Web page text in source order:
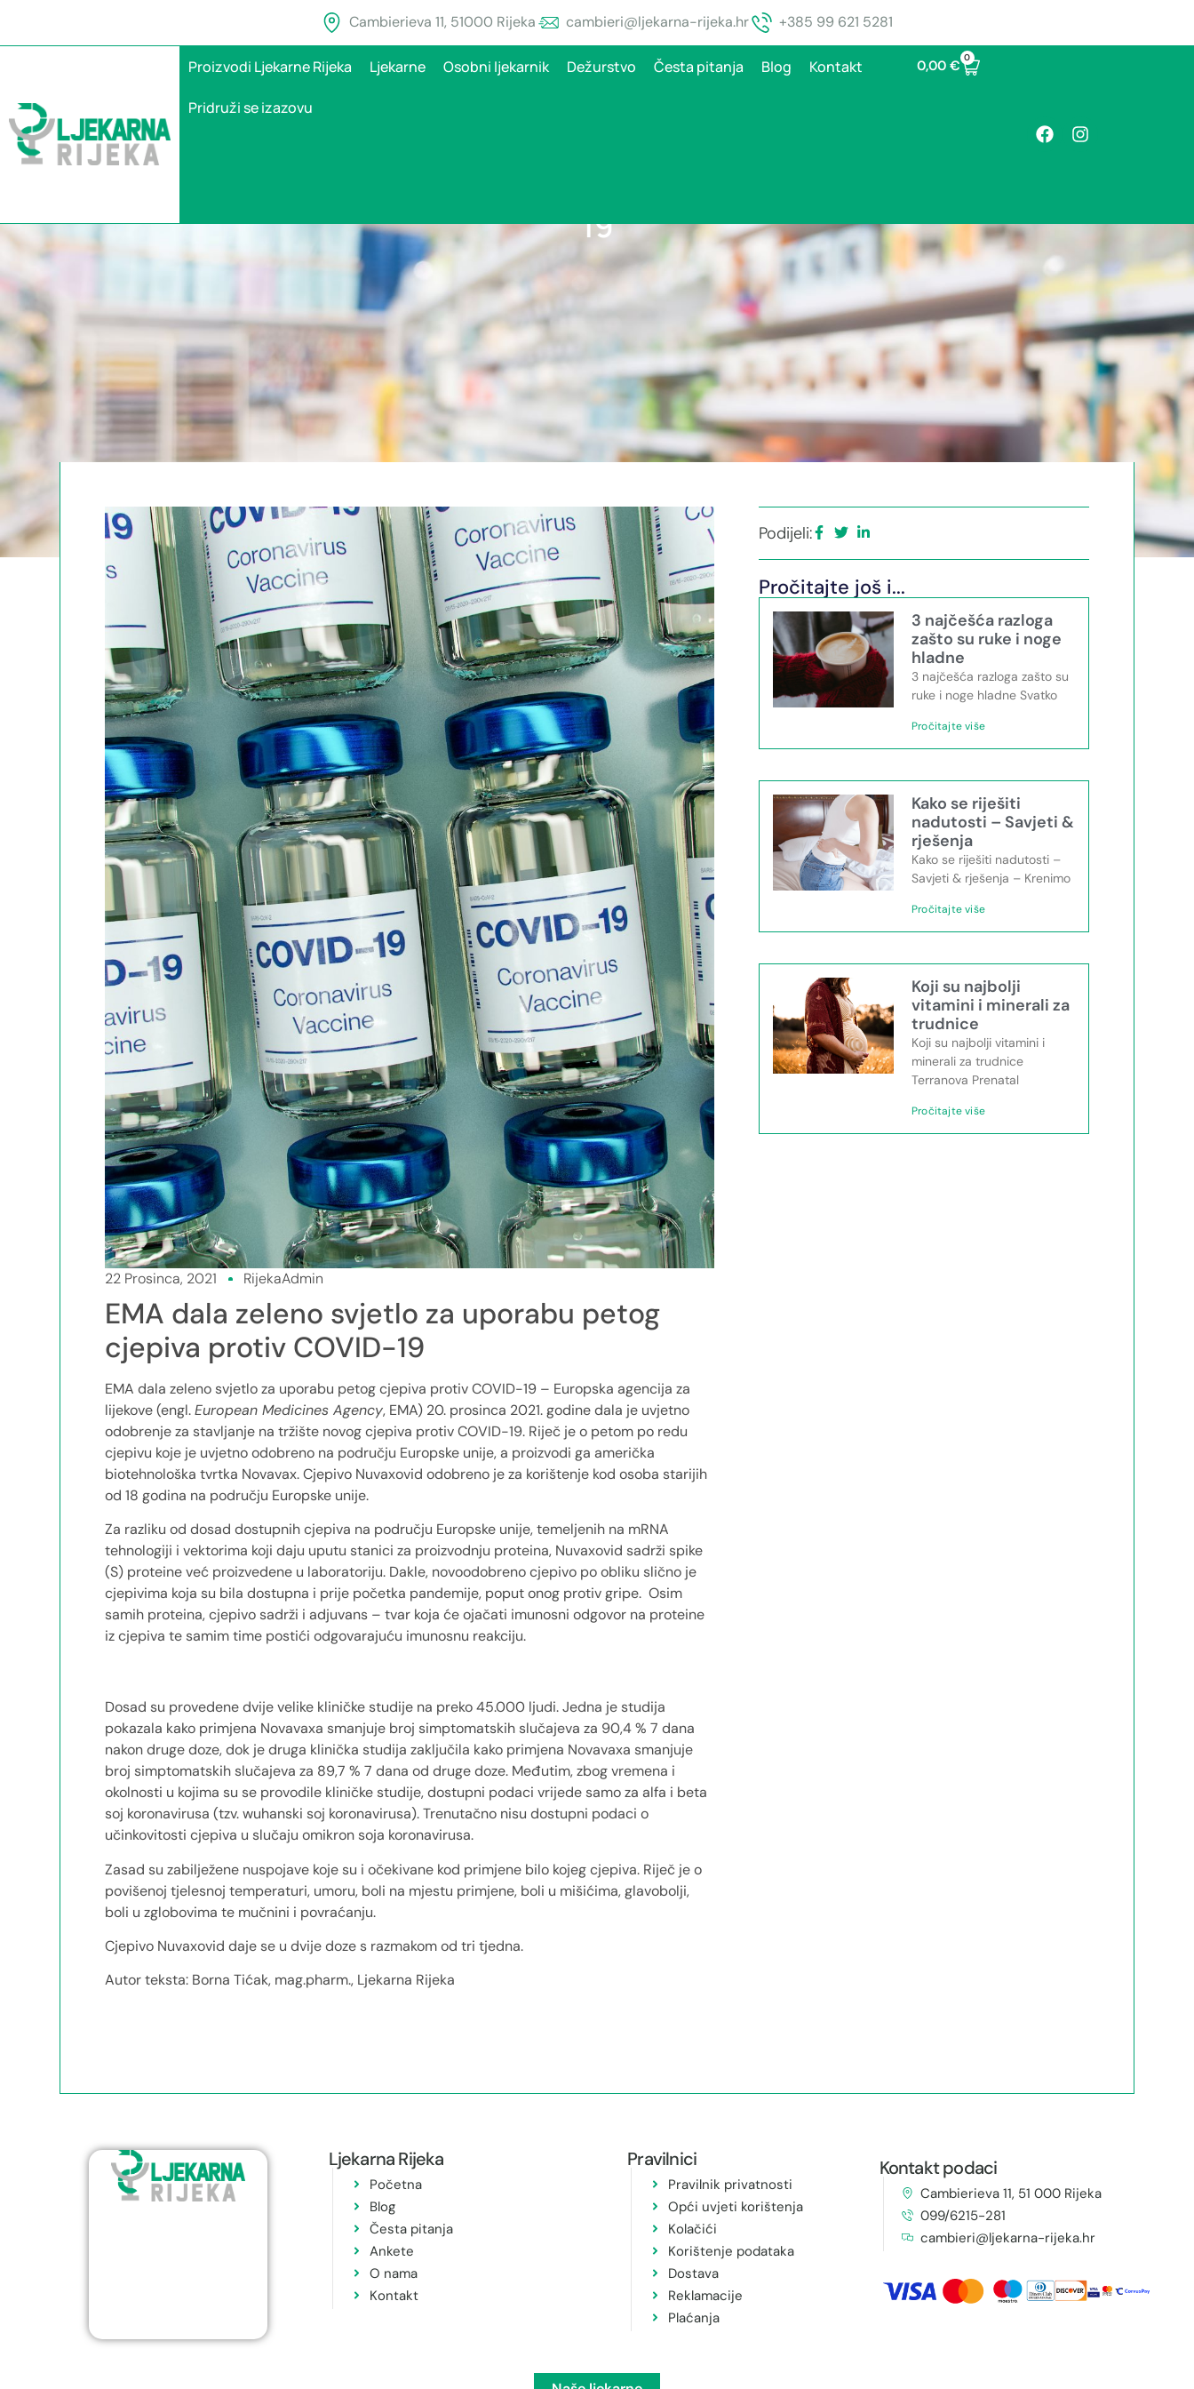
Cambierieva 11, 51000 Rijeka cambieri@ljekarna-rijeka.hr +385 99 621 5281
Proizvodi Ljekarne Rijeka Ljekarne Osobni ljekarnik Dežurstvo Česta pitanja Blog Kontakt
Pridruži se izazovu
0,00 € 0
19
22 Prosinca, 2021 RijekaAdmin
EMA dala zeleno svjetlo za uporabu petog
cjepiva protiv COVID-19
EMA dala zeleno svjetlo za uporabu petog cjepiva protiv COVID-19 – Europska agencija za
lijekove (engl.European Medicines Agency, EMA) 20. prosinca 2021. godine dala je uvjetno
odobrenje za stavljanje na tržište novog cjepiva protiv COVID-19. Riječ je o petom po redu
cjepivu koje je uvjetno odobreno na području Europske unije, a proizvodi ga američka
biotehnološka tvrtka Novavax. Cjepivo Nuvaxovid odobreno je za korištenje kod osoba starijih
od 18 godina na području Europske unije.
Za razliku od dosad dostupnih cjepiva na području Europske unije, temeljenih na mRNA
tehnologiji i vektorima koji daju uputu stanici za proizvodnju proteina, Nuvaxovid sadrži spike
(S) proteine već proizvedene u laboratoriju. Dakle, novoodobreno cjepivo po obliku slično je
cjepivima koja su bila dostupna i prije početka pandemije, poput onog protiv gripe. Osim
samih proteina, cjepivo sadrži i adjuvans – tvar koja će ojačati imunosni odgovor na proteine
iz cjepiva te samim time postići odgovarajuću imunosnu reakciju.
Dosad su provedene dvije velike kliničke studije na preko 45.000 ljudi. Jedna je studija
pokazala kako primjena Novavaxa smanjuje broj simptomatskih slučajeva za 90,4 % 7 dana
nakon druge doze, dok je druga klinička studija zaključila kako primjena Novavaxa smanjuje
broj simptomatskih slučajeva za 89,7 % 7 dana od druge doze. Međutim, zbog vremena i
okolnosti u kojima su se provodile kliničke studije, dostupni podaci vrijede samo za alfa i beta
soj koronavirusa (tzv. wuhanski soj koronavirusa). Trenutačno nisu dostupni podaci o
učinkovitosti cjepiva u slučaju omikron soja koronavirusa.
Zasad su zabilježene nuspojave koje su i očekivane kod primjene bilo kojeg cjepiva. Riječ je o
povišenoj tjelesnoj temperaturi, umoru, boli na mjestu primjene, boli u mišićima, glavobolji,
boli u zglobovima te mučnini i povraćanju.
Cjepivo Nuvaxovid daje se u dvije doze s razmakom od tri tjedna.
Autor teksta: Borna Tićak, mag.pharm., Ljekarna Rijeka
Podijeli:
Pročitajte još i...
3 najčešća razloga
zašto su ruke i noge
hladne
3 najčešća razloga zašto su
ruke i noge hladne Svatko
Pročitajte više
Kako se riješiti
nadutosti – Savjeti &
rješenja
Kako se riješiti nadutosti –
Savjeti & rješenja – Krenimo
Pročitajte više
Koji su najbolji
vitamini i minerali za
trudnice
Koji su najbolji vitamini i
minerali za trudnice
Terranova Prenatal
Pročitajte više
Ljekarna Rijeka
Početna
Blog
Česta pitanja
Ankete
O nama
Kontakt
Pravilnici
Pravilnik privatnosti
Opći uvjeti korištenja
Kolačići
Korištenje podataka
Dostava
Reklamacije
Plaćanja
Kontakt podaci
Cambierieva 11, 51 000 Rijeka
099/6215-281
cambieri@ljekarna-rijeka.hr